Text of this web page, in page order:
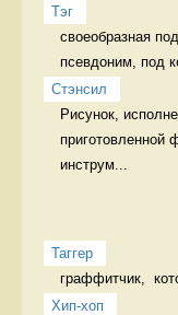
Тэг
своеобразная
псевдоним, под
Стэнсил
Рисунок,
инструм...
Таггер
граффитчик,
Хип-хоп